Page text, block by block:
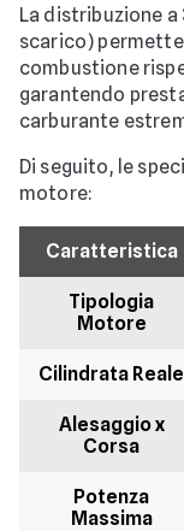
La distribuzione a
scarico)
combustione
garantendo
carburante
Di seguito, le
motore:
Caratteristica
Tipologia
Motore
Cilindrata Reale
Alesaggio x
Corsa
Potenza
Massima